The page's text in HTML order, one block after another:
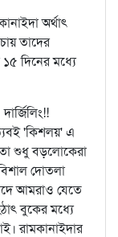
অর্থাৎ
তাদের
১৫ দিনের মধ্যে
'কিশলয়' এ
তো শুধু বড়লোকেরা
দোতলা
আমরাও যেতে
বুকের মধ্যে
রামকানাইদার